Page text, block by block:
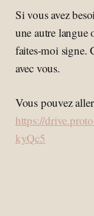
Si vous avez
une autre langue
faites-moi signe.
avec vous.
Vous pouvez
https://
kyQc5